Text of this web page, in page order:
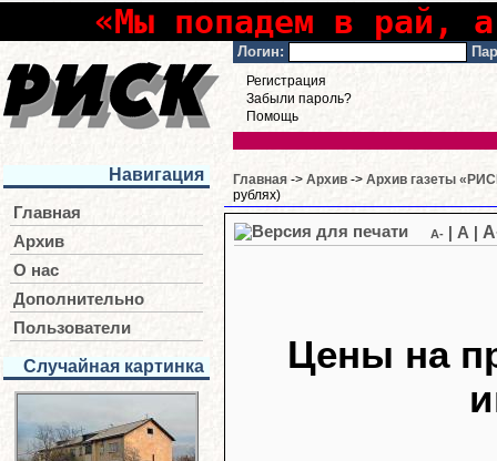
«Мы попадем в рай,
Логин:
Регистрация
Забыли пароль?
Помощь
Навигация
Главная
Архив
О нас
Дополнительно
Пользователи
Случайная картинка
Главная -> Архив -> Архив газеты
рублях)
A- A
Цены на